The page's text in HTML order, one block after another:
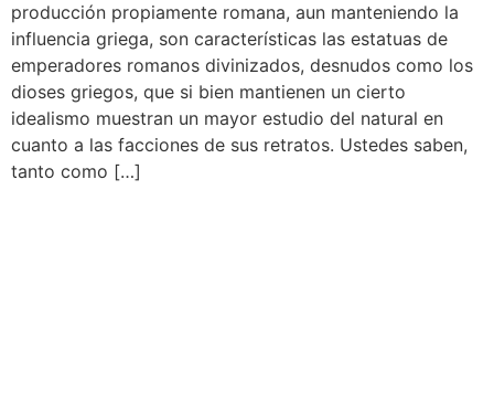
producción propiamente romana, aun manteniendo la
influencia griega, son características las estatuas de
emperadores romanos divinizados, desnudos como los
dioses griegos, que si bien mantienen un cierto
idealismo muestran un mayor estudio del natural en
cuanto a las facciones de sus retratos. Ustedes saben,
tanto como […]